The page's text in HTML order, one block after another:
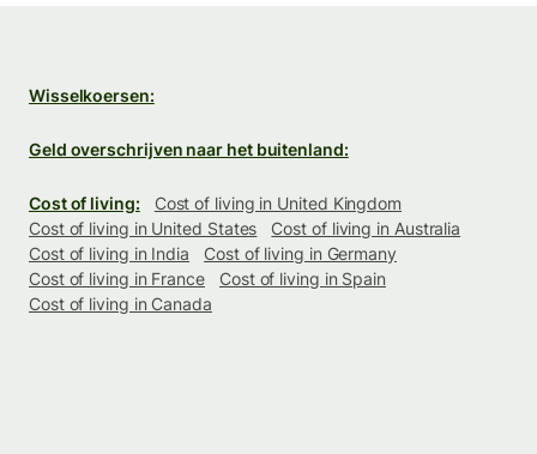
Wisselkoersen:
Geld overschrijven naar het buitenland:
Cost of living:
Cost of living in United Kingdom
Cost of living in United States
Cost of living in Australia
Cost of living in India
Cost of living in Germany
Cost of living in France
Cost of living in Spain
Cost of living in Canada